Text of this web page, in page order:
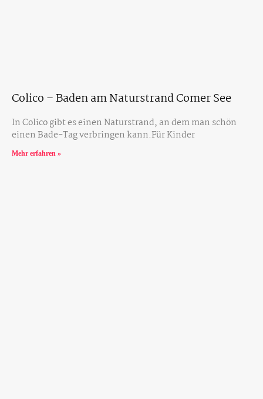
Colico – Baden am Naturstrand Comer See
In Colico gibt es einen Naturstrand, an dem man schön
einen Bade-Tag verbringen kann.Für Kinder
Mehr erfahren »